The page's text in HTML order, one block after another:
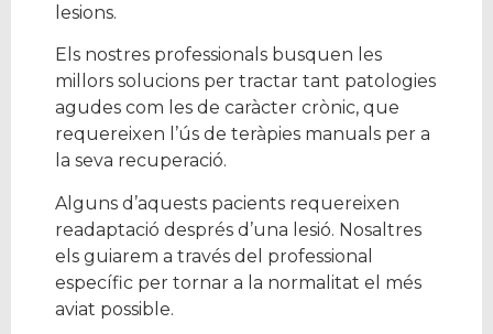
lesions.
Els nostres professionals busquen les
millors solucions per tractar tant patologies
agudes com les de caràcter crònic, que
requereixen l’ús de teràpies manuals per a
la seva recuperació.
Alguns d’aquests pacients requereixen
readaptació després d’una lesió. Nosaltres
els guiarem a través del professional
específic per tornar a la normalitat el més
aviat possible.